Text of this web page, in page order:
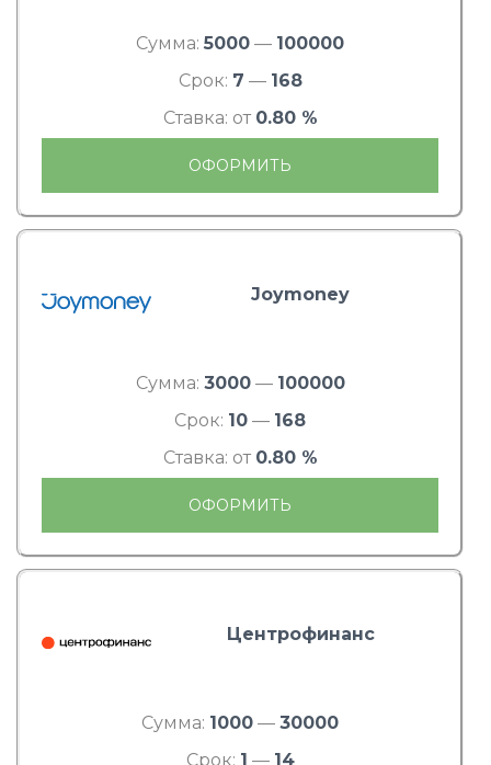
Сумма: 5000 — 100000
Срок: 7 — 168
Ставка: от 0.80 %
ОФОРМИТЬ
Joymoney
Сумма: 3000— 100000
Срок: 10 — 168
Ставка: от 0.80 %
ОФОРМИТЬ
Центрофинанс
Сумма: 1000 — 30000
Срок: 1 — 14